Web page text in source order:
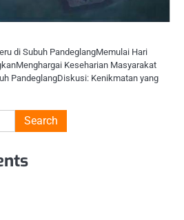
di Subuh PandeglangMemulai Hari
Keseharian Masyarakat
PandeglangDiskusi: Kenikmatan yang